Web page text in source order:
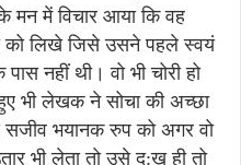
मन में विचार आया कि वह
को लिखे जिसे उसने पहले स्वयं
नहीं थी। वो भी चोरी हो
भी लेखक ने सोचा की अच्छा
सजीव भयानक रुप को अगर वो
भी लेता तो उसे दु:ख ही तो